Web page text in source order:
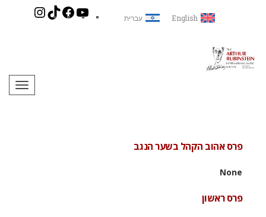
English עברית
פרס אהוב הקהל בשער הנגב
None
פרס ראשון